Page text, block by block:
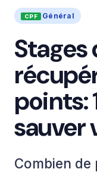
Général
Stages
points:
sauver
Combien